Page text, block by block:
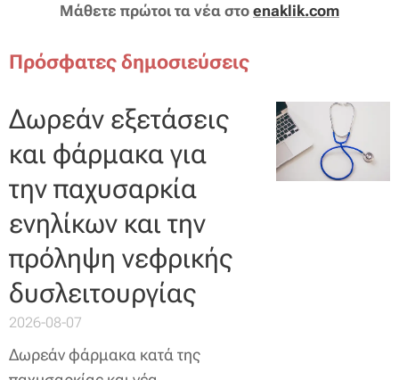
Μάθετε πρώτοι τα νέα στο enaklik.com
Πρόσφατες δημοσιεύσεις
Δωρεάν εξετάσεις
και φάρμακα για
την παχυσαρκία
ενηλίκων και την
πρόληψη νεφρικής
δυσλειτουργίας
2026-08-07
Δωρεάν φάρμακα κατά της